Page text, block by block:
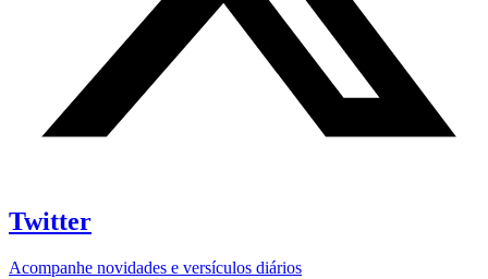
Twitter
Acompanhe novidades e versículos diários